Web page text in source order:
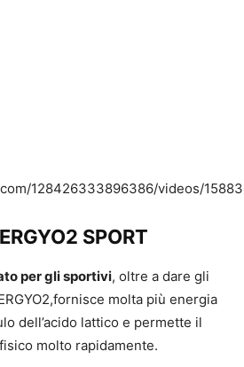
128426333896386/videos/
SPORT
per gli sportivi, oltre a dare gli
molta più energia
dell’acido lattico e permette il
molto rapidamente.